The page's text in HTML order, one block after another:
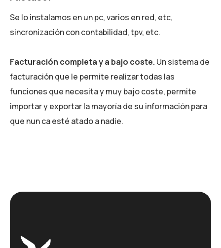
Se lo instalamos en un pc, varios en red, etc,
sincronización con contabilidad, tpv, etc.
Facturación completa y a bajo coste. Un sistema de
facturación que le permite realizar todas las
funciones que necesita y muy bajo coste, permite
importar y exportar la mayoría de su información para
que nun ca esté atado a nadie.